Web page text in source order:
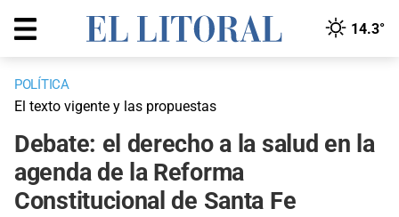
14.3°
POLÍTICA
El texto vigente y las propuestas
Debate: el derecho a la salud en la
agenda de la Reforma
Constitucional de Santa Fe